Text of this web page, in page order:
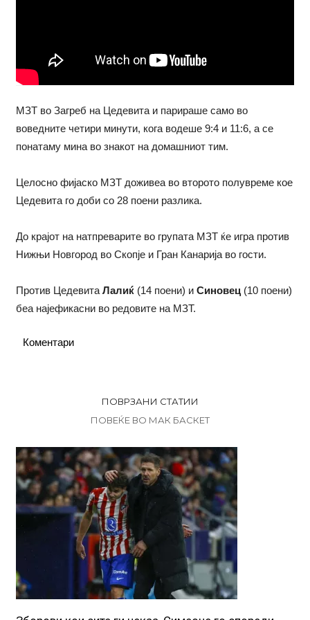
МЗТ во Загреб на Цедевита и парираше само во
воведните четири минути, кога водеше 9:4 и 11:6, а се
понатаму мина во знакот на домашниот тим.
Целосно фијаско МЗТ доживеа во второто полувреме кое
Цедевита го доби со 28 поени разлика.
До крајот на натпреварите во групата МЗТ ќе игра против
Нижњи Новгород во Скопје и Гран Канарија во гости.
Против Цедевита Лалиќ(14 поени) и Синовец(10 поени)
беа најефикасни во редовите на МЗТ.
Коментари
ПОВРЗАНИ СТАТИИ
ПОВЕЌЕ ВО МАК БАСКЕТ